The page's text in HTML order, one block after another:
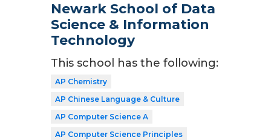
Newark School of Data
Science & Information
Technology
This school has the following:
AP Chemistry
AP Chinese Language & Culture
AP Computer Science A
AP Computer Science Principles